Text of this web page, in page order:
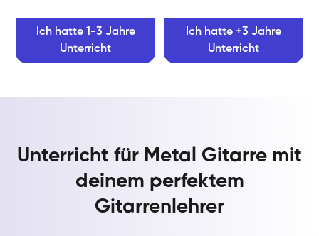
Ich hatte 1-3 Jahre
Unterricht
Ich hatte +3 Jahre
Unterricht
Unterricht für Metal Gitarre mit
deinem perfektem
Gitarrenlehrer